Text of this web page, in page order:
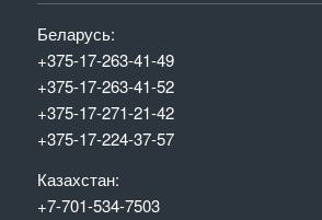
Беларусь:
+375-17-263-41-49
+375-17-263-41-52
+375-17-271-21-42
+375-17-224-37-57
Казахстан:
+7-701-534-7503